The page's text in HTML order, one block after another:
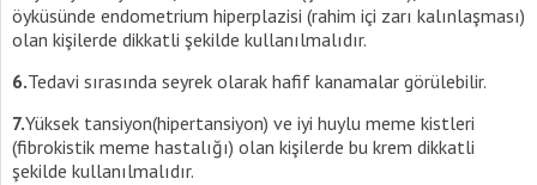
öyküsünde endometrium hiperplazisi (rahim içi zarı kalınlaşması)
olan kişilerde dikkatli şekilde kullanılmalıdır.
6.Tedavi sırasında seyrek olarak hafif kanamalar görülebilir.
7.Yüksek tansiyon(hipertansiyon) ve iyi huylu meme kistleri
(fibrokistik meme hastalığı) olan kişilerde bu krem dikkatli
şekilde kullanılmalıdır.